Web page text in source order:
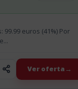
99.99 euros (41%) Por
Ver oferta